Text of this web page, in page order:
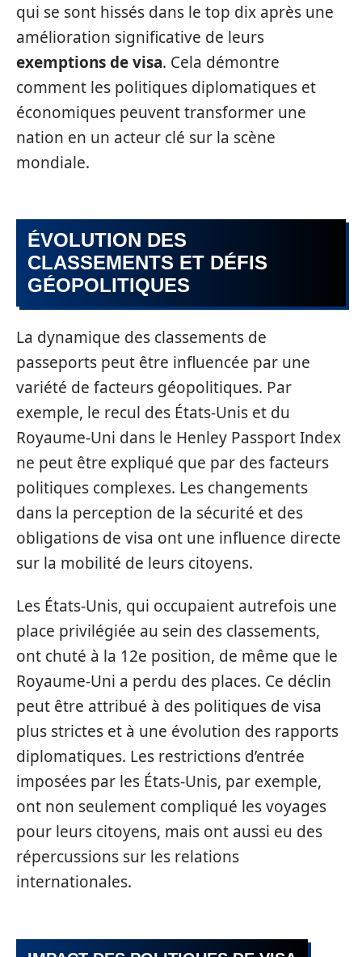
qui se sont hissés dans le top dix après une
amélioration significative de leurs
exemptions de visa. Cela démontre
comment les politiques diplomatiques et
économiques peuvent transformer une
nation en un acteur clé sur la scène
mondiale.
ÉVOLUTION DES
CLASSEMENTS ET DÉFIS
GÉOPOLITIQUES
La dynamique des classements de
passeports peut être influencée par une
variété de facteurs géopolitiques. Par
exemple, le recul des États-Unis et du
Royaume-Uni dans le Henley Passport Index
ne peut être expliqué que par des facteurs
politiques complexes. Les changements
dans la perception de la sécurité et des
obligations de visa ont une influence directe
sur la mobilité de leurs citoyens.
Les États-Unis, qui occupaient autrefois une
place privilégiée au sein des classements,
ont chuté à la 12e position, de même que le
Royaume-Uni a perdu des places. Ce déclin
peut être attribué à des politiques de visa
plus strictes et à une évolution des rapports
diplomatiques. Les restrictions d’entrée
imposées par les États-Unis, par exemple,
ont non seulement compliqué les voyages
pour leurs citoyens, mais ont aussi eu des
répercussions sur les relations
internationales.